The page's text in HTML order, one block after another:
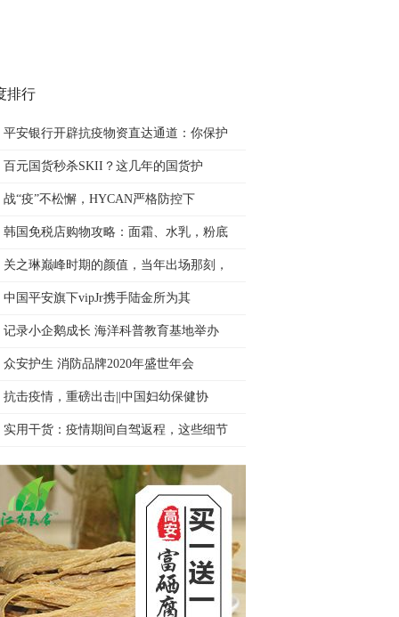
排行
平安银行开辟抗疫物资直达通道：你保护
百元国货秒杀SKII？这几年的国货护
战“疫”不松懈，HYCAN严格防控下
韩国免税店购物攻略：面霜、水乳，粉底
关之琳巅峰时期的颜值，当年出场那刻，
中国平安旗下vipJr携手陆金所为其
记录小企鹅成长 海洋科普教育基地举办
众安护生 消防品牌2020年盛世年会
抗击疫情，重磅出击||中国妇幼保健协
实用干货：疫情期间自驾返程，这些细节